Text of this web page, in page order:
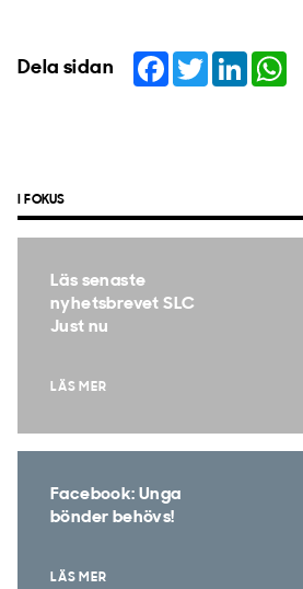
Dela sidan Facebook
TwitterLinkedIn
I FOKUS
Läs senaste
nyhetsbrevet SLC
Just nu
LÄS MER
Facebook: Unga
bönder behövs!
LÄS MER